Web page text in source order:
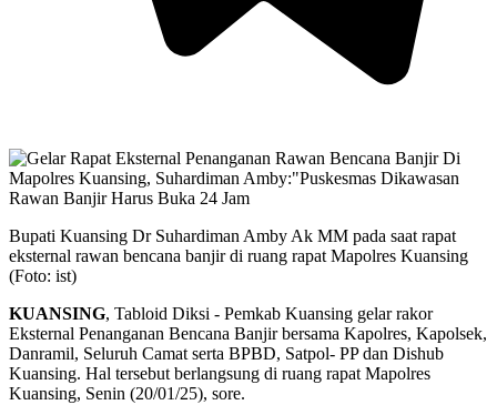
Bupati Kuansing Dr Suhardiman Amby Ak MM pada saat rapat
eksternal rawan bencana banjir di ruang rapat Mapolres Kuansing
(Foto: ist)
KUANSING, Tabloid Diksi - Pemkab Kuansing gelar rakor
Eksternal Penanganan Bencana Banjir bersama Kapolres, Kapolsek,
Danramil, Seluruh Camat serta BPBD, Satpol- PP dan Dishub
Kuansing. Hal tersebut berlangsung di ruang rapat Mapolres
Kuansing, Senin (20/01/25), sore.